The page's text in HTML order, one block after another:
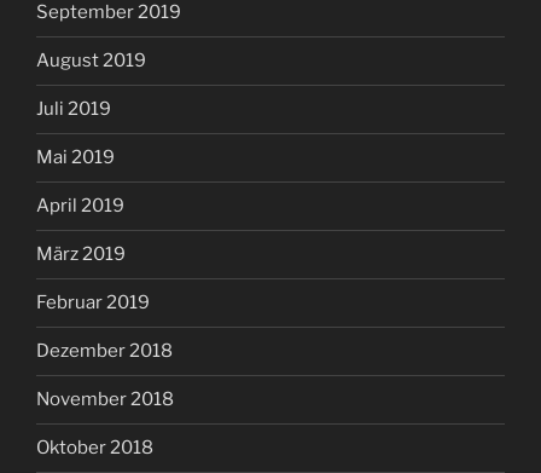
September 2019
August 2019
Juli 2019
Mai 2019
April 2019
März 2019
Februar 2019
Dezember 2018
November 2018
Oktober 2018